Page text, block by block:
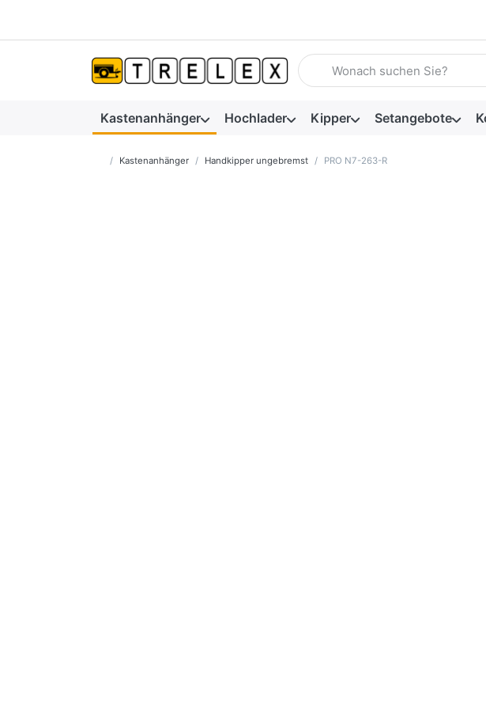
Geben Sie einen Suchbegriff
Kastenanhänger Hochlader Kipper Setangebote
Startseite
Kastenanhänger Handkipper ungebremst PRO N7-263-R